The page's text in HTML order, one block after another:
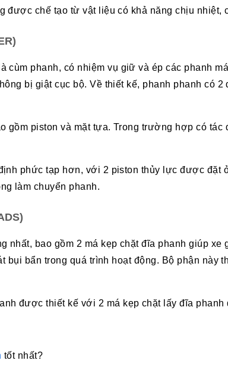
được chế tạo từ vật liệu có khả năng chịu nhiệt,
cùm phanh, có nhiệm vụ giữ và ép các phanh
bị giật cục bộ. Về thiết kế, phanh phanh có
gồm piston và mặt tựa. Trong trường hợp có
phức tạp hơn, với 2 piston thủy lực được đặt
làm chuyển phanh.
nhất, bao gồm 2 má kẹp chặt đĩa phanh giúp
bụi bẩn trong quá trình hoạt động. Bộ phận
được thiết kế với 2 má kẹp chặt lấy đĩa
tốt nhất?